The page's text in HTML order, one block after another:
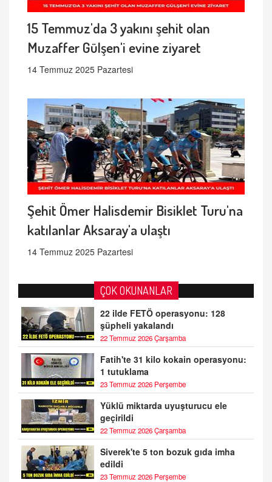
15 Temmuz'da 3 yakını şehit olan
Muzaffer Gülşen'i evine ziyaret
14 Temmuz 2025 Pazartesi
Şehit Ömer Halisdemir Bisiklet Turu'na
katılanlar Aksaray'a ulaştı
14 Temmuz 2025 Pazartesi
ÇOK OKUNANLAR
22 ilde FETÖ operasyonu: 128
şüpheli yakalandı
22 Temmuz 2026 Çarşamba
Fatih'te 31 kilo kokain operasyonu:
1 tutuklama
23 Temmuz 2026 Perşembe
Yüklü miktarda uyuşturucu ele
geçirildi
22 Temmuz 2026 Çarşamba
Siverek'te 5 ton bozuk gıda imha
edildi
23 Temmuz 2026 Perşembe